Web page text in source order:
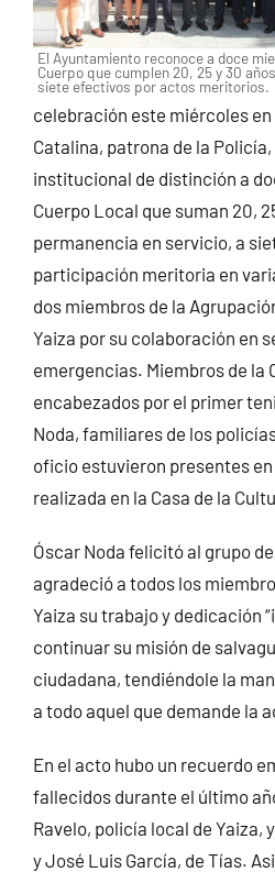
El Ayuntamiento reconoce a doce
Cuerpo que cumplen 20, 25 y 30
siete efectivos por actos meritorios.
celebración este miércoles en
Catalina, patrona de la
institucional de distinción a
Cuerpo Local que suman 20,
permanencia en servicio, a
participación meritoria en
dos miembros de la
Yaiza por su colaboración en
emergencias. Miembros de la
encabezados por el primer
Noda, familiares de los
oficio estuvieron presentes
realizada en la Casa de la
Óscar Noda felicitó al grupo
agradeció a todos los
Yaiza su trabajo y dedicación
continuar su misión de
ciudadana, tendiéndole la
a todo aquel que demande la
En el acto hubo un recuerdo
fallecidos durante el último
Ravelo, policía local de Yaiza,
y José Luis García, de Tías.